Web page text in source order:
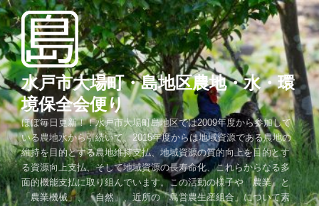
コ
ン
テ
ン
ツ
へ
ス
キ
ッ
プ
水戸市大場町・島地区農地・水・環
境保全会便り
ほぼ毎日更新！！水戸市大場町島地区では2009年度から参加して
いる農地水から引続いて、2015年度からは地域資源である農地の
維持を目的とする農地維持支払、地域資源の質的向上を目的とす
る資源向上支払、そして地域資源の長寿命化、これらからなる多
面的機能支払に取り組んでいます。この活動の様子や「農業」と
「農業機械」、「自然」、近所の「島営農生産組合」について素